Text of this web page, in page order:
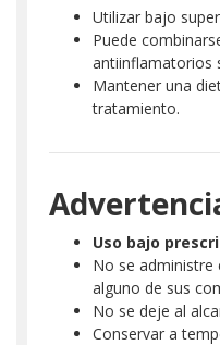
Utilizar bajo
Puede
antiinflamatorios
Mantener una
tratamiento.
Uso bajo
No se administre
alguno de sus
No se deje al
Conservar a